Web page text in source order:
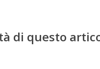
di questo